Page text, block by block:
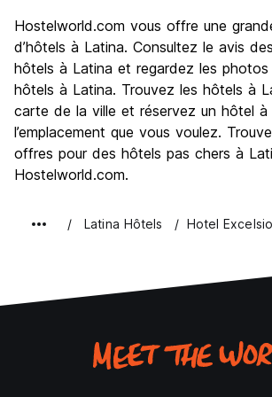
Hostelworld.com vous offre une
d’hôtels à Latina. Consultez le avis
hôtels à Latina et regardez les
hôtels à Latina. Trouvez les hôtels à
carte de la ville et réservez un hôtel à
l’emplacement que vous voulez.
offres pour des hôtels pas chers à
Hostelworld.com.
Latina Hôtels Hotel